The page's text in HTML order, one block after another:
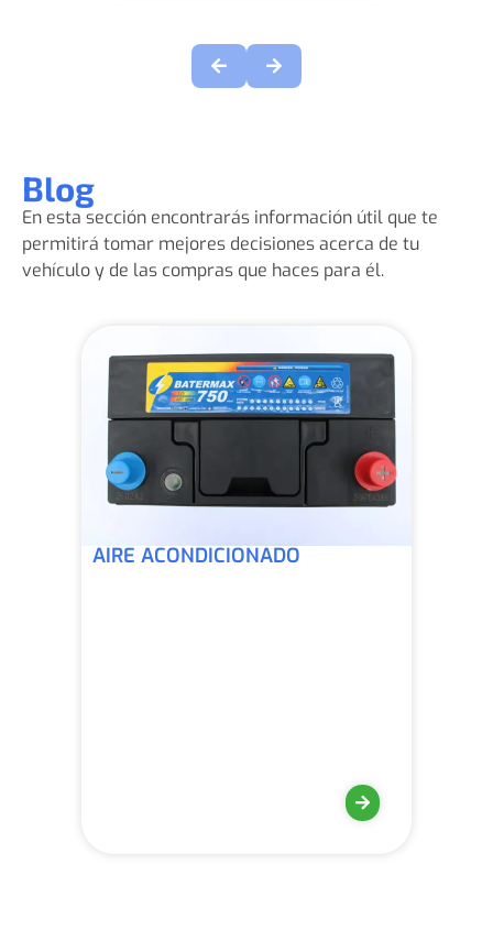
Blog
En esta sección encontrarás información útil que te
permitirá tomar mejores decisiones acerca de tu
vehículo y de las compras que haces para él.
AIRE ACONDICIONADO